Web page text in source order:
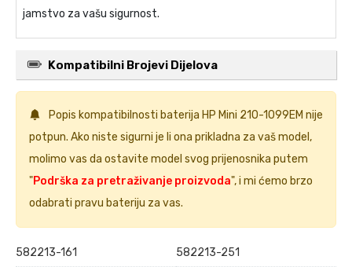
jamstvo za vašu sigurnost.
Kompatibilni Brojevi Dijelova
Popis kompatibilnosti baterija HP Mini 210-1099EM nije
potpun. Ako niste sigurni je li ona prikladna za vaš model,
molimo vas da ostavite model svog prijenosnika putem
"Podrška za pretraživanje proizvoda", i mi ćemo brzo
odabrati pravu bateriju za vas.
582213-161
582213-251